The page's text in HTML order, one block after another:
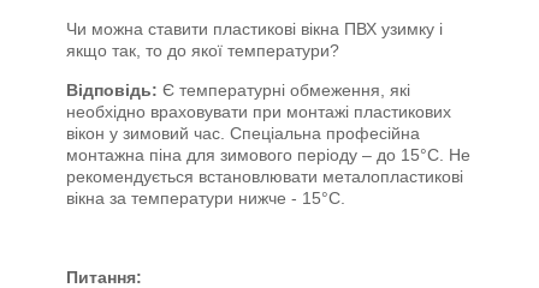
Чи можна ставити пластикові вікна ПВХ узимку і
якщо так, то до якої температури?
Відповідь: Є температурні обмеження, які
необхідно враховувати при монтажі пластикових
вікон у зимовий час. Спеціальна професійна
монтажна піна для зимового періоду – до 15°C. Не
рекомендується встановлювати металопластикові
вікна за температури нижче - 15°C.
Питання: